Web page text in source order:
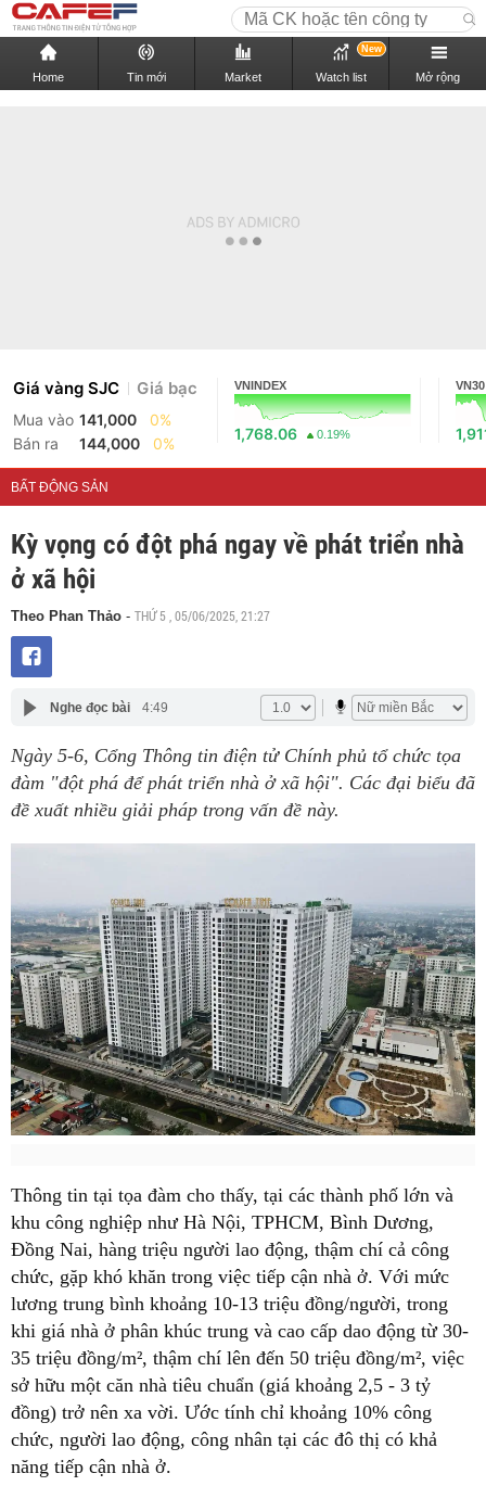
Home Tin mới Market Watch list
New
Mở rộng
Giá vàng SJC Giá bạc
Mua vào 141,000
0%
Bán ra
144,000 0%
VNINDEX
1,768.06 0.19%
VN30
BẤT ĐỘNG SẢN
Kỳ vọng có đột phá ngay về phát triển nhà
ở xã hội
Theo Phan Thảo - THỨ 5 , 05/06/2025, 21:27
Nghe đọc bài 4:49
Ngày 5-6, Cổng Thông tin điện tử Chính phủ tổ chức tọa
đàm "đột phá để phát triển nhà ở xã hội". Các đại biểu đã
đề xuất nhiều giải pháp trong vấn đề này.
Thông tin tại tọa đàm cho thấy, tại các thành phố lớn và
khu công nghiệp như Hà Nội, TPHCM, Bình Dương,
Đồng Nai, hàng triệu người lao động, thậm chí cả công
chức, gặp khó khăn trong việc tiếp cận nhà ở. Với mức
lương trung bình khoảng 10-13 triệu đồng/người, trong
khi giá nhà ở phân khúc trung và cao cấp dao động từ 30-
35 triệu đồng/m², thậm chí lên đến 50 triệu đồng/m², việc
sở hữu một căn nhà tiêu chuẩn (giá khoảng 2,5 - 3 tỷ
đồng) trở nên xa vời. Ước tính chỉ khoảng 10% công
chức, người lao động, công nhân tại các đô thị có khả
năng tiếp cận nhà ở.